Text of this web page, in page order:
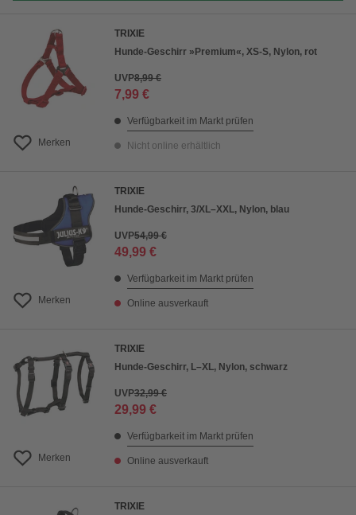
Merken
TRIXIE
Hunde-Geschirr »Premium«, XS-S, Nylon, rot
UVP8,99 €
7,99 €
Verfügbarkeit im Markt prüfen
Nicht online erhältlich
Merken
TRIXIE
Hunde-Geschirr, 3/XL–XXL, Nylon, blau
UVP54,99 €
49,99 €
Verfügbarkeit im Markt prüfen
Online ausverkauft
Merken
TRIXIE
Hunde-Geschirr, L–XL, Nylon, schwarz
UVP32,99 €
29,99 €
Verfügbarkeit im Markt prüfen
Online ausverkauft
TRIXIE